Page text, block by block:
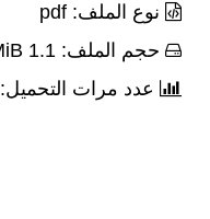
نوع الملف: pdf
حجم الملف: 1.1 MiB
عدد مرات التحميل: 31